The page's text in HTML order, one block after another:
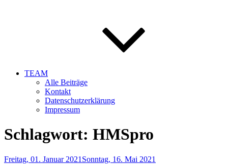
TEAM
Alle Beiträge
Kontakt
Datenschutzerklärung
Impressum
Schlagwort: HMSpro
Veröffentlicht
Freitag, 01. Januar 2021 Sonntag, 16. Mai 2021